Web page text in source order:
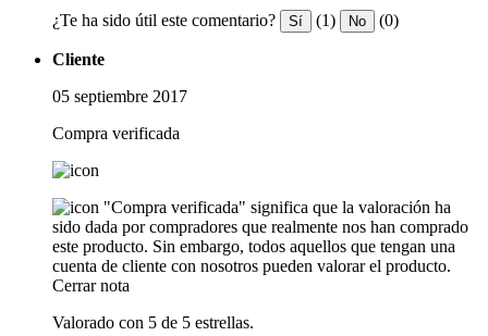
¿Te ha sido útil este comentario? Sí (1) No (0)
Cliente
05 septiembre 2017
Compra verificada
"Compra verificada" significa que la valoración ha
sido dada por compradores que realmente nos han comprado
este producto. Sin embargo, todos aquellos que tengan una
cuenta de cliente con nosotros pueden valorar el producto.
Cerrar nota
Valorado con 5 de 5 estrellas.